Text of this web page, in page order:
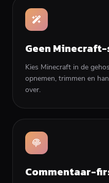
Geen
Kies Minecraft in de
opnemen, trimmen en
over.
Commentaar-